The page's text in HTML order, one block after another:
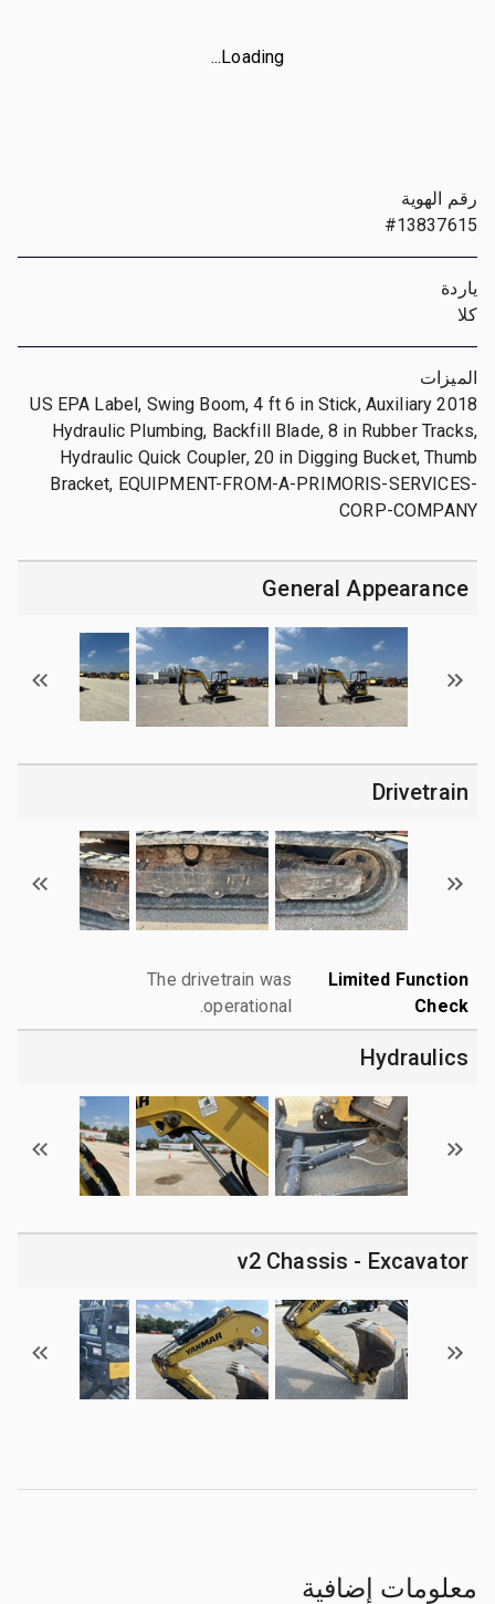
Loading...
رقم الهوية
#13837615
ياردة
كلا
الميزات
2018 US EPA Label, Swing Boom, 4 ft 6 in Stick, Auxiliary
Hydraulic Plumbing, Backfill Blade, 8 in Rubber Tracks,
Hydraulic Quick Coupler, 20 in Digging Bucket, Thumb
Bracket, EQUIPMENT-FROM-A-PRIMORIS-SERVICES-
CORP-COMPANY
General Appearance
Drivetrain
Limited Function
Check
The drivetrain was
operational.
Hydraulics
v2 Chassis - Excavator
معلومات إضافية